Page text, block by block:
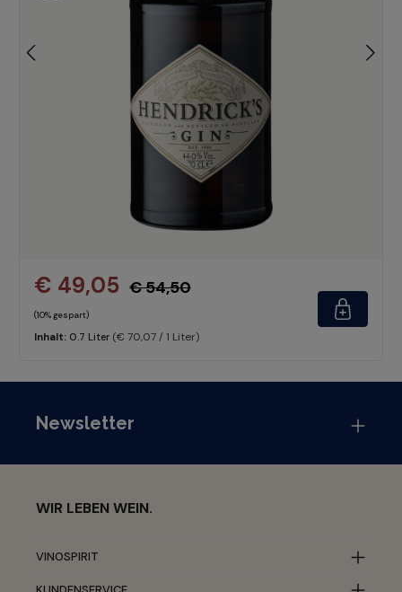
€ 49,05 € 54,50
(10% gespart)
Inhalt: 0.7 Liter (€ 70,07 / 1 Liter)
Newsletter
WIR LEBEN WEIN.
VINOSPIRIT